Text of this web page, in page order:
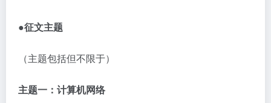
●征文主题
（主题包括但不限于）
主题一：计算机网络